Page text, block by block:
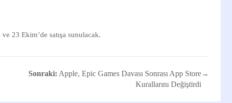
23 Ekim’de satışa sunulacak.
Sonraki: Apple, Epic Games Davası Sonrası App Store
Kurallarını Değiştirdi
→